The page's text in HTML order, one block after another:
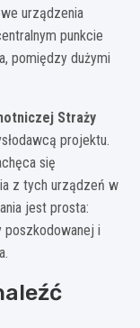
urządzenia
punkcie
pomiędzy dużymi
Straży
projektu.
się
z tych urządzeń w
jest prosta:
i